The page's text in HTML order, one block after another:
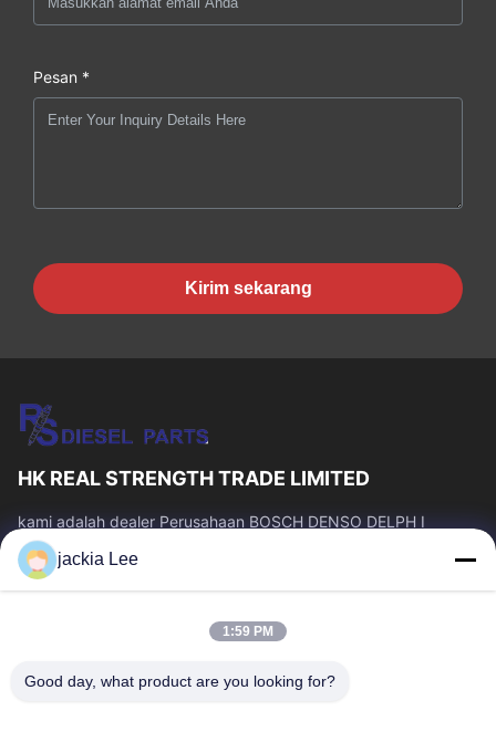
Pesan *
Kirim sekarang
HK REAL STRENGTH TRADE LIMITED
kami adalah dealer Perusahaan BOSCH DENSO DELPH I
CATERPILLAR VOLVO CUMMINS TOYOTA ISUZU。 whatsapp
number :0086 159 2067 9523 .
Tautan Cepat
Produk
Tentang Kami
Tur Pabrik
jackia Lee
1:59 PM
Good day, what product are you looking for?